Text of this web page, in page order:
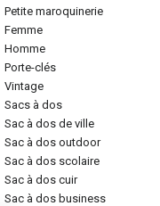
petite maroquinerie
femme
homme
porte-clés
vintage
sacs à dos
sac à dos de ville
sac à dos outdoor
sac à dos scolaire
sac à dos cuir
sac à dos business